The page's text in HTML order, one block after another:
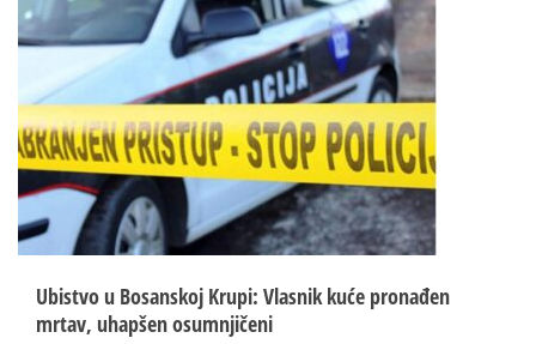
Ubistvo u Bosanskoj Krupi: Vlasnik kuće pronađen
mrtav, uhapšen osumnjičeni